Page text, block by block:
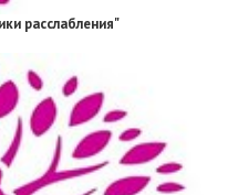
расслабления"